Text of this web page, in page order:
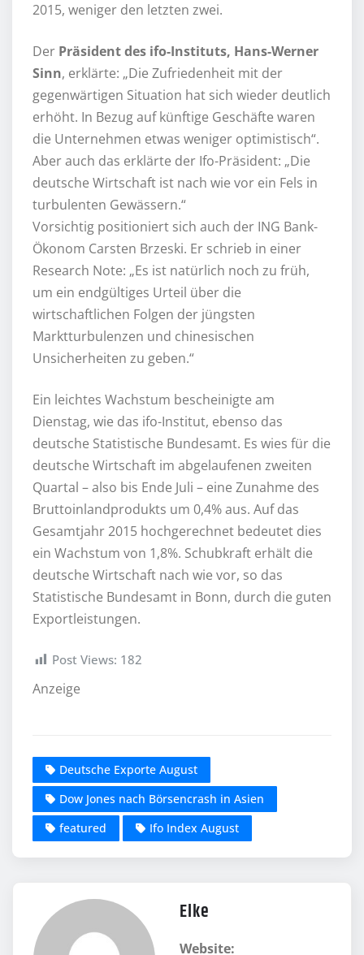
2015, weniger den letzten zwei.
Der Präsident des ifo-Instituts, Hans-Werner
Sinn, erklärte: „Die Zufriedenheit mit der
gegenwärtigen Situation hat sich wieder deutlich
erhöht. In Bezug auf künftige Geschäfte waren
die Unternehmen etwas weniger optimistisch“.
Aber auch das erklärte der Ifo-Präsident: „Die
deutsche Wirtschaft ist nach wie vor ein Fels in
turbulenten Gewässern.“
Vorsichtig positioniert sich auch der ING Bank-
Ökonom Carsten Brzeski. Er schrieb in einer
Research Note: „Es ist natürlich noch zu früh,
um ein endgültiges Urteil über die
wirtschaftlichen Folgen der jüngsten
Marktturbulenzen und chinesischen
Unsicherheiten zu geben.“
Ein leichtes Wachstum bescheinigte am
Dienstag, wie das ifo-Institut, ebenso das
deutsche Statistische Bundesamt. Es wies für die
deutsche Wirtschaft im abgelaufenen zweiten
Quartal – also bis Ende Juli – eine Zunahme des
Bruttoinlandprodukts um 0,4% aus. Auf das
Gesamtjahr 2015 hochgerechnet bedeutet dies
ein Wachstum von 1,8%. Schubkraft erhält die
deutsche Wirtschaft nach wie vor, so das
Statistische Bundesamt in Bonn, durch die guten
Exportleistungen.
Post Views: 182
Anzeige
Deutsche Exporte August
Dow Jones nach Börsencrash in Asien
featured
Ifo Index August
Elke
Website: